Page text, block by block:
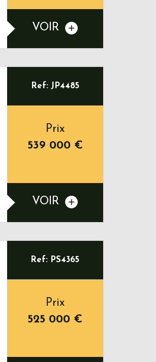
VOIR
Ref: JP4485
Prix
539 000 €
VOIR
Ref: PS4365
Prix
525 000 €